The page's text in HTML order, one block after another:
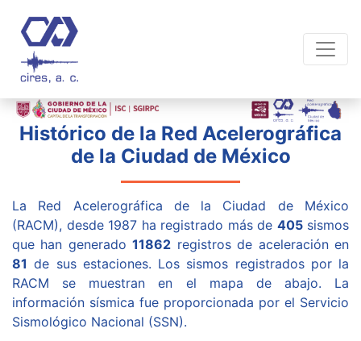
Histórico de la Red Acelerográfica
de la Ciudad de México
La Red Acelerográfica de la Ciudad de México
(RACM), desde 1987 ha registrado más de 405sismos
que han generado11862 registros de aceleración en
81 de sus estaciones. Los sismos registrados por la
RACM se muestran en el mapa de abajo. La
información sísmica fue proporcionada por el Servicio
Sismológico Nacional (SSN).